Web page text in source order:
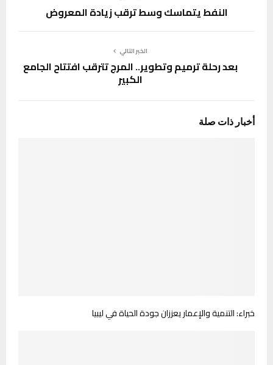
النفط يتماسك وسط ترقب زيادة المعروض
الخبر التالي
بعد رحلة ترميم وتطوير.. المرج تترقب افتتاح الجامع
الكبير
أخبار ذات صلة
خبراء: التنمية والإعمار يعززان جودة الحياة في ليبيا